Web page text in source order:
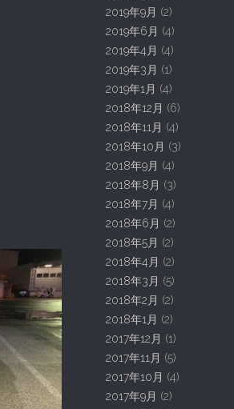
2019年9月 (2)
2019年6月 (4)
2019年4月 (4)
2019年3月 (1)
2019年1月 (4)
2018年12月 (6)
2018年11月 (4)
2018年10月 (3)
2018年9月 (4)
2018年8月 (3)
2018年7月 (4)
2018年6月 (2)
2018年5月 (2)
2018年4月 (2)
2018年3月 (5)
2018年2月 (2)
2018年1月 (2)
2017年12月 (1)
2017年11月 (5)
2017年10月 (4)
2017年9月 (2)